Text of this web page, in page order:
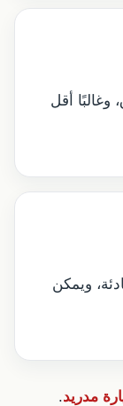
أقل
ويمكن
مدريد.